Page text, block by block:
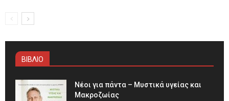
ΒΙΒΛΙΟ
Νέοι για πάντα – Μυστικά υγείας και
Μακροζωίας